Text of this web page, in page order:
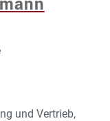
und Vertrieb,